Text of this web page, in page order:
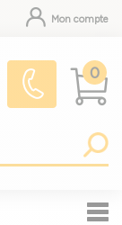
Mon compte
0